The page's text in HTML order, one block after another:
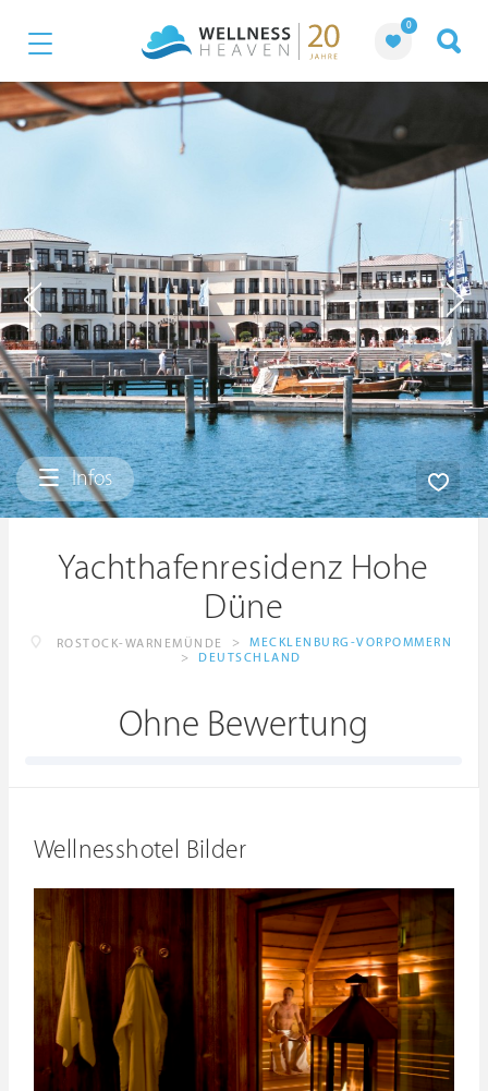
0
Infos
Yachthafenresidenz Hohe
Düne
ROSTOCK-WARNEMÜNDE >
MECKLENBURG-VORPOMMERN
>
DEUTSCHLAND
Ohne Bewertung
Wellnesshotel Bilder